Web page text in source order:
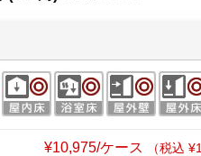
¥10,975/ケース （税込